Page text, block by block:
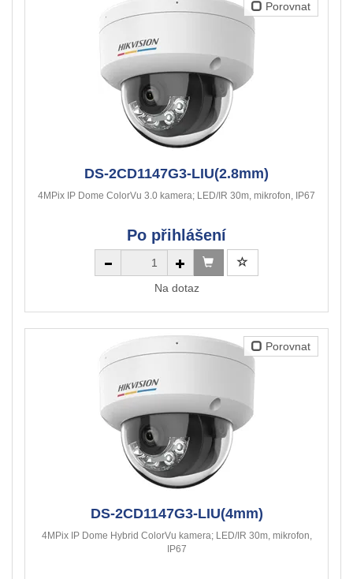
Porovnat
DS-2CD1147G3-LIU(2.8mm)
4MPix IP Dome ColorVu 3.0 kamera; LED/IR 30m, mikrofon, IP67
Po přihlášení
Na dotaz
Porovnat
DS-2CD1147G3-LIU(4mm)
4MPix IP Dome Hybrid ColorVu kamera; LED/IR 30m, mikrofon,
IP67